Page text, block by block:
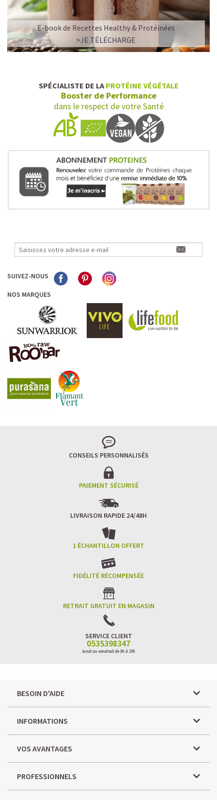
E-book de Recettes Healthy & Protéinées
>JE TÉLÉCHARGE
SPÉCIALISTE DE LA PROTÉINE VÉGÉTALE
Booster de Performance
dans le respect de votre Santé
SUIVEZ-NOUS
NOS MARQUES
CONSEILS PERSONNALISÉS
PAIEMENT SÉCURISÉ
LIVRAISON RAPIDE 24/48H
1 ÉCHANTILLON OFFERT
FIDÉLITÉ RÉCOMPENSÉE
RETRAIT GRATUIT EN MAGASIN
SERVICE CLIENT
0535398347
lundi au vendredi de 9h à 19h
BESOIN D'AIDE
INFORMATIONS
VOS AVANTAGES
PROFESSIONNELS